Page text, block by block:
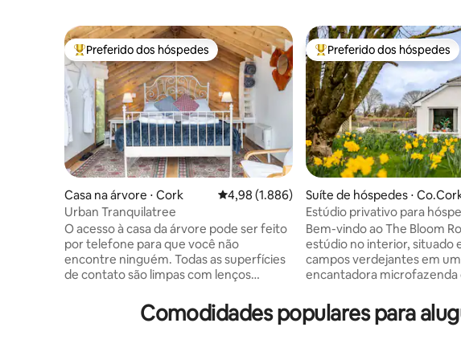
Entre os melhores preferidos dos hóspedes
Preferido dos hóspedes
Casa na árvore ⋅ Cork 4,98 de uma avaliação média de 5, 1.886
4,98 (1.886)
Urban Tranquilatree
O acesso à casa da árvore pode ser feito
por telefone para que você não
encontre ninguém. Todas as superfícies
de contato são limpas com lenços
lavada a 60 graus. Esta é uma casa na
árvore real, totalmente isolada, a 6
Entre os melhores
Preferido dos hóspedes
Suíte de hóspedes ⋅
Estúdio privativo para
interior de Blarney
Bem-vindo ao The Bloom
estúdio no interior, situado
campos verdejantes em
encantadora microfazenda
5 minutos do Castelo de
retiro de luxo tranquilo
Comodidades populares para